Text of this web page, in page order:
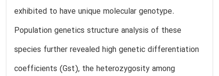
exhibited to have unique molecular genotype.
Population genetics structure analysis of these
species further revealed high genetic differentiation
coefficients (Gst), the heterozygosity among